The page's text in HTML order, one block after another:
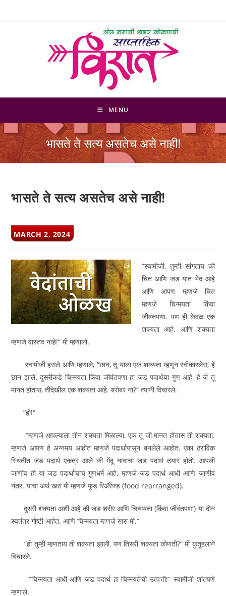
MENU
भासते ते सत्य असतेच असे नाही!
भासते ते सत्य असतेच असे नाही!
POST
PUBLISHED:
MARCH 2, 2024
“स्वामीजी, तुम्ही सांगताय की
चित आणि जड यात भेद आहे
आणि आपण म्हणजे चित
म्हणजे चिन्मयता किंवा
जीवंतपणा. पण ही केवळ एक
शक्यता आहे. आणि शक्यता
म्हणजे वास्तव नव्हे!“ मी म्हणालो.
स्वामीजी हसले आणि म्हणाले, “छान, तू याला एक शक्यता म्हणून स्वीकारलेस, हे
छान झाले. दुसरीकडे चिन्मयता किंवा जीवंतपणा हा जड पदार्थचा गुण आहे, हे जे तू
मानत होतास, तीदेखील एक शक्यता आहे. बरोबर ना?“ त्यांनी विचारले.
“हो!“
“म्हणजे आपल्याला तीन शक्यता मिळाल्या. एक तू जी मानत होतास ती शक्यता.
म्हणजे आपण हे अन्नमय आहोत म्हणजे पदार्थापासून बनलेले आहोत. एका ठराविक
स्थितीत जड पदार्थ एकत्र आले की मेंदू नावाचा जड पदार्थ तयार होतो. आपली
जाणीव ही या जड पदार्थाचाच गुणधर्म आहे. म्हणजे जड पदार्थ आधी आणि जाणीव
नंतर. याचा अर्थ खरा मी म्हणजे फूड रिॲरेंज्ड (food rearranged).
दुसरी शक्यता अशी आहे की जड शरीर आणि चिन्मयता (किंवा जीवंतपणा) या दोन
स्वतंत्र गोष्टी आहेत. आणि चिन्मयता म्हणजे खरा मी.“
“ही तुम्ही म्हणताय ती शक्यता झाली. पण तिसरी शक्यता कोणती?“ मी कुतूहलाने
विचारले.
“चिन्मयता आधी आणि जड पदार्थ हा चिन्मयतेची उत्पत्ती!“ स्वामीजी शांतपणे
म्हणाले.